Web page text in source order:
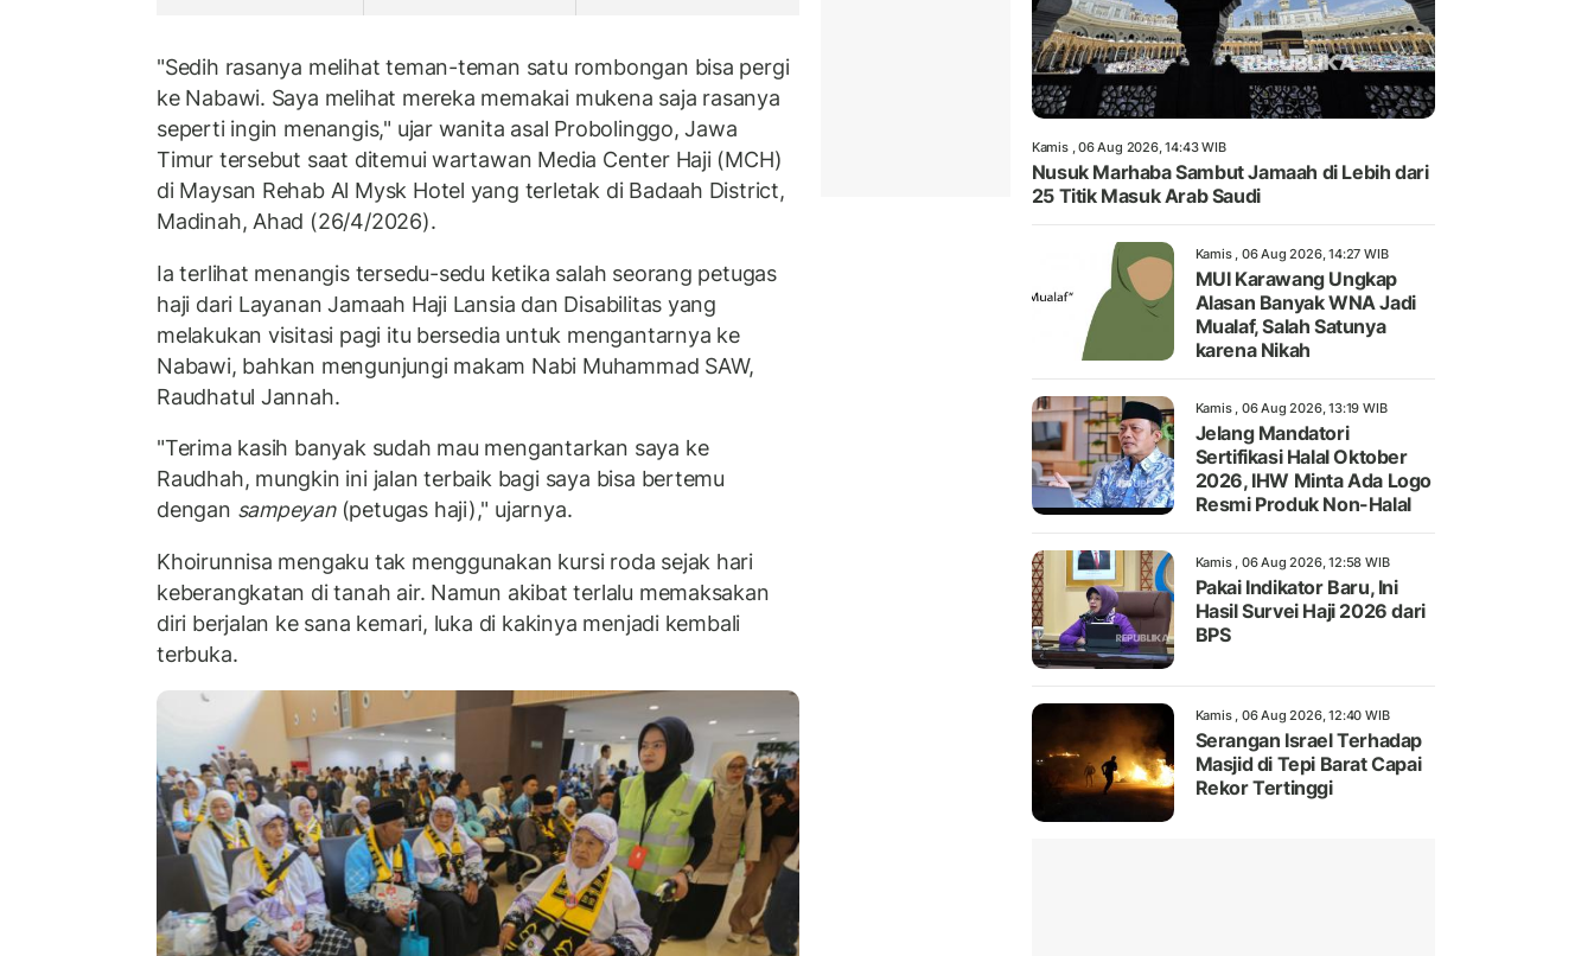
"Sedih rasanya melihat teman-teman satu rombongan bisa pergi
ke Nabawi. Saya melihat mereka memakai mukena saja rasanya
seperti ingin menangis," ujar wanita asal Probolinggo, Jawa
Timur tersebut saat ditemui wartawan Media Center Haji (MCH)
di Maysan Rehab Al Mysk Hotel yang terletak di Badaah District,
Madinah, Ahad (26/4/2026).
Ia terlihat menangis tersedu-sedu ketika salah seorang petugas
haji dari Layanan Jamaah Haji Lansia dan Disabilitas yang
melakukan visitasi pagi itu bersedia untuk mengantarnya ke
Nabawi, bahkan mengunjungi makam Nabi Muhammad SAW,
Raudhatul Jannah.
"Terima kasih banyak sudah mau mengantarkan saya ke
Raudhah, mungkin ini jalan terbaik bagi saya bisa bertemu
dengan sampeyan(petugas haji)," ujarnya.
Khoirunnisa mengaku tak menggunakan kursi roda sejak hari
keberangkatan di tanah air. Namun akibat terlalu memaksakan
diri berjalan ke sana kemari, luka di kakinya menjadi kembali
terbuka.
Kamis , 06 Aug 2026, 14:43 WIB
Nusuk Marhaba Sambut Jamaah di Lebih dari
25 Titik Masuk Arab Saudi
Kamis , 06 Aug 2026, 14:27 WIB
MUI Karawang Ungkap
Alasan Banyak WNA Jadi
Mualaf, Salah Satunya
karena Nikah
Kamis , 06 Aug 2026, 13:19 WIB
Jelang Mandatori
Sertifikasi Halal Oktober
2026, IHW Minta Ada Logo
Resmi Produk Non-Halal
Kamis , 06 Aug 2026, 12:58 WIB
Pakai Indikator Baru, Ini
Hasil Survei Haji 2026 dari
BPS
Kamis , 06 Aug 2026, 12:40 WIB
Serangan Israel Terhadap
Masjid di Tepi Barat Capai
Rekor Tertinggi